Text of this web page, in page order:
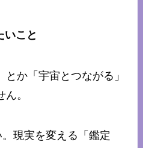
いこと
か「宇宙とつながる」
。
現実を変える「鑑定